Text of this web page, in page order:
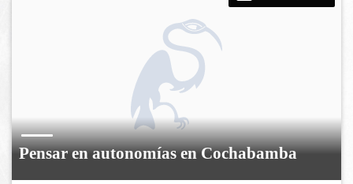
Pensar en autonomías en Cochabamba